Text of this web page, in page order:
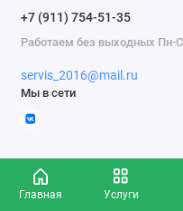
Главная Услуги
+7 (911) 754-51-35
Работаем без выходных Пн-
servis_2016@mail.ru
Мы в сети